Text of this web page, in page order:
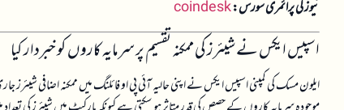
نیوز کی پرائمری سورس:coindesk
اسپیس ایکس نے شیئرز کی ممکنہ تقسیم پر سرمایہ کاروں کو خبردار کیا
ایلون مسک کی کمپنی اسپیس ایکس نے اپنی حالیہ آئی پی او فائلنگ میں ممکنہ اضافی